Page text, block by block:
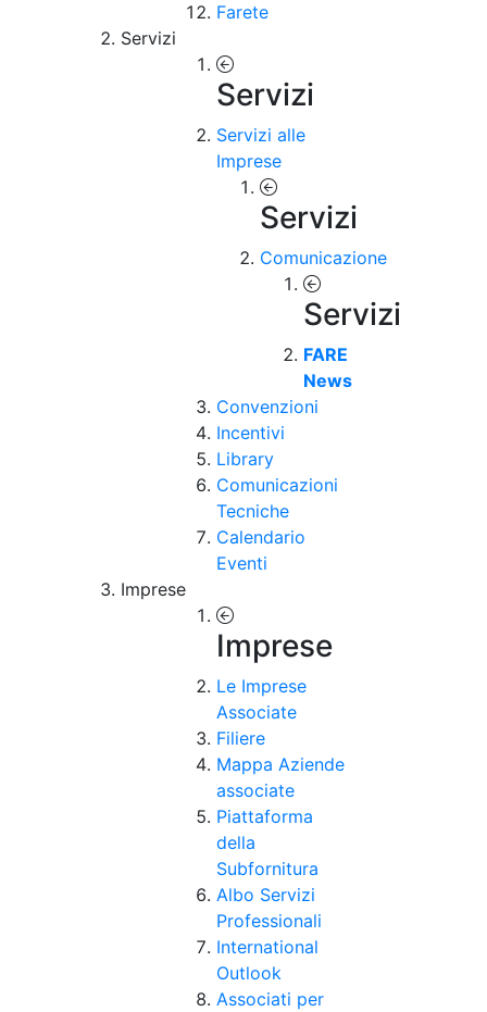
Farete
Servizi
Servizi
Servizi alle
Imprese
Servizi
Comunicazione
Servizi
FARE
News
Convenzioni
Incentivi
Library
Comunicazioni
Tecniche
Calendario
Eventi
Imprese
Imprese
Le Imprese
Associate
Filiere
Mappa Aziende
associate
Piattaforma
della
Subfornitura
Albo Servizi
Professionali
International
Outlook
Associati per